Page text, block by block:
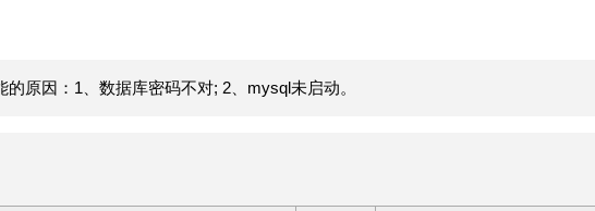
原因：1、数据库密码不对; 2、mysql未启动。